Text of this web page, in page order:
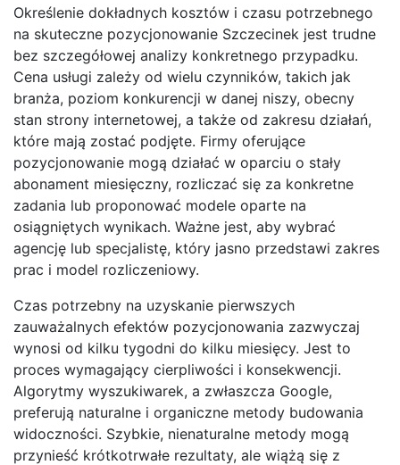
Określenie dokładnych kosztów i czasu potrzebnego
na skuteczne pozycjonowanie Szczecinek jest trudne
bez szczegółowej analizy konkretnego przypadku.
Cena usługi zależy od wielu czynników, takich jak
branża, poziom konkurencji w danej niszy, obecny
stan strony internetowej, a także od zakresu działań,
które mają zostać podjęte. Firmy oferujące
pozycjonowanie mogą działać w oparciu o stały
abonament miesięczny, rozliczać się za konkretne
zadania lub proponować modele oparte na
osiągniętych wynikach. Ważne jest, aby wybrać
agencję lub specjalistę, który jasno przedstawi zakres
prac i model rozliczeniowy.
Czas potrzebny na uzyskanie pierwszych
zauważalnych efektów pozycjonowania zazwyczaj
wynosi od kilku tygodni do kilku miesięcy. Jest to
proces wymagający cierpliwości i konsekwencji.
Algorytmy wyszukiwarek, a zwłaszcza Google,
preferują naturalne i organiczne metody budowania
widoczności. Szybkie, nienaturalne metody mogą
przynieść krótkotrwałe rezultaty, ale wiążą się z